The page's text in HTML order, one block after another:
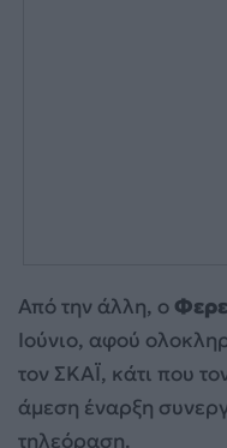
Από την άλλη, ο
Ιούνιο, αφού
τον ΣΚΑΪ, κάτι που
άμεση έναρξη
τηλεόραση.